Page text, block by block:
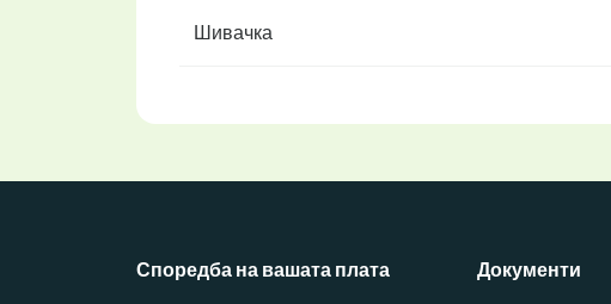
Шивачка
Споредба на вашата плата
Документи